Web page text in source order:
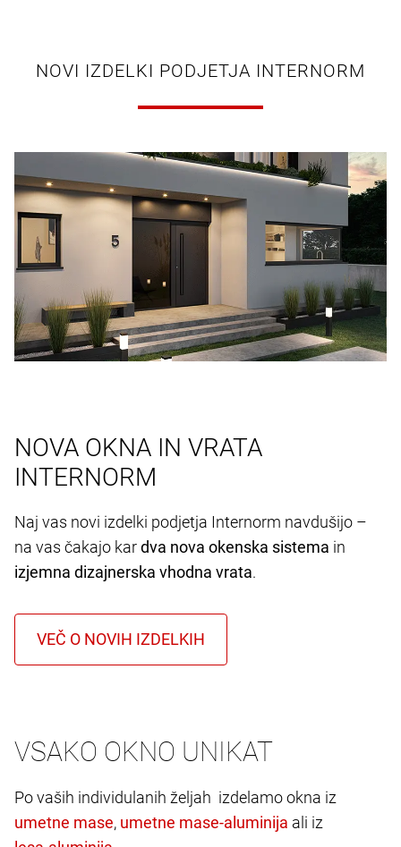
NOVI IZDELKI PODJETJA INTERNORM
NOVA OKNA IN VRATA
INTERNORM
Naj vas novi izdelki podjetja Internorm navdušijo –
na vas čakajo kardva nova okenska sistema in
izjemna dizajnerska vhodna vrata.
VSAKO OKNO UNIKAT
Po vaših individulanih željah izdelamo okna iz
,
ali iz